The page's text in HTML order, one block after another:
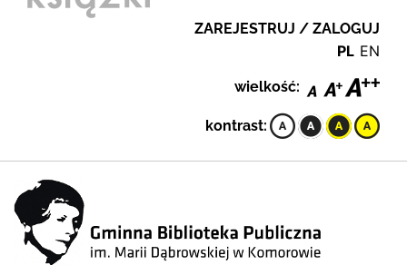
ZAREJESTRUJ / ZALOGUJ
PL EN
wielkość:
kontrast: